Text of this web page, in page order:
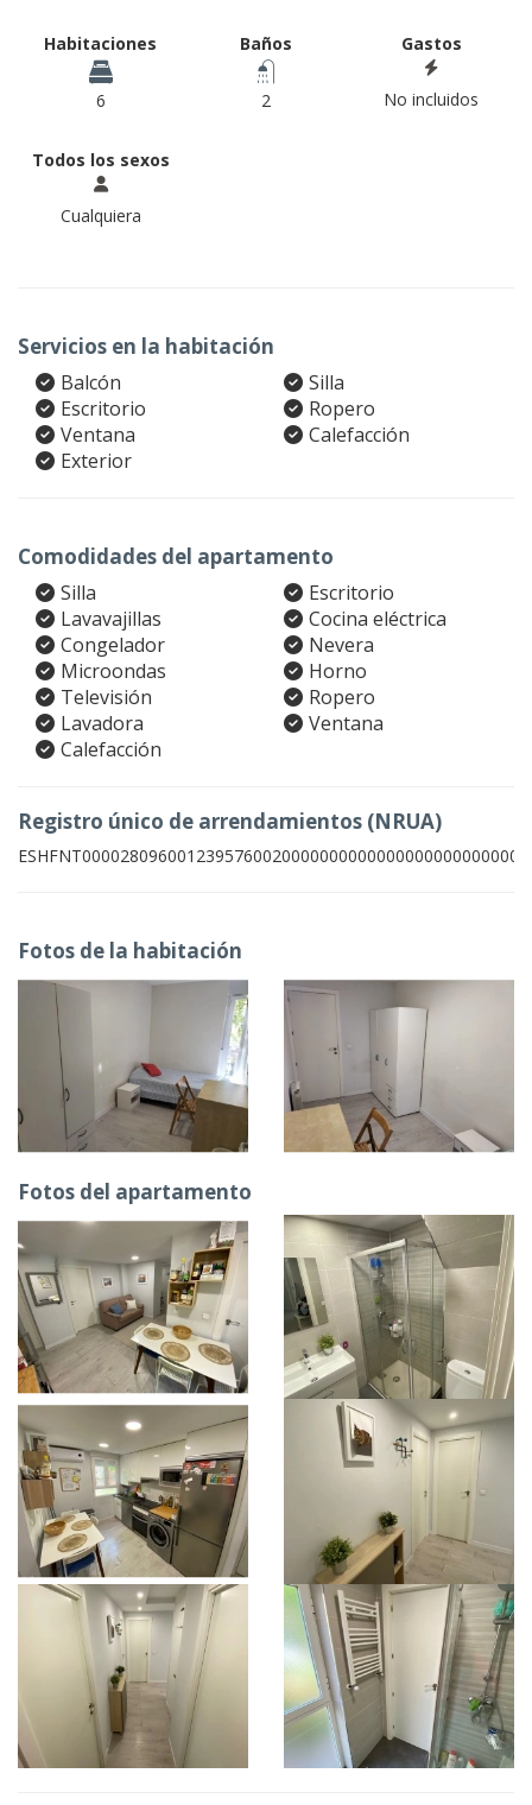
Habitaciones
6
Baños
2
Gastos
No incluidos
Todos los sexos
Cualquiera
Servicios en la habitación
Balcón
Silla
Escritorio
Ropero
Ventana
Calefacción
Exterior
Comodidades del apartamento
Silla
Escritorio
Lavavajillas
Cocina eléctrica
Congelador
Nevera
Microondas
Horno
Televisión
Ropero
Lavadora
Ventana
Calefacción
Registro único de arrendamientos (NRUA)
ESHFNT00002809600123957600200000000000000000000000004
Fotos de la habitación
Fotos del apartamento